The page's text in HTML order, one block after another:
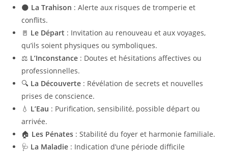
🌑 La Trahison : Alerte aux risques de tromperie et
conflits.
🚪 Le Départ : Invitation au renouveau et aux voyages,
qu’ils soient physiques ou symboliques.
⚖️ L’Inconstance : Doutes et hésitations affectives ou
professionnelles.
🔍 La Découverte : Révélation de secrets et nouvelles
prises de conscience.
💧 L’Eau : Purification, sensibilité, possible départ ou
arrivée.
🏠 Les Pénates : Stabilité du foyer et harmonie familiale.
🩺 La Maladie : Indication d’une période difficile